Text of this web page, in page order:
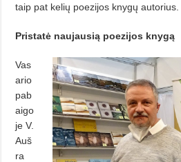
taip pat kelių poezijos knygų autorius.
Pristatė naujausią poezijos knygą
Vas
ario
pab
aigo
je V.
Auš
ra